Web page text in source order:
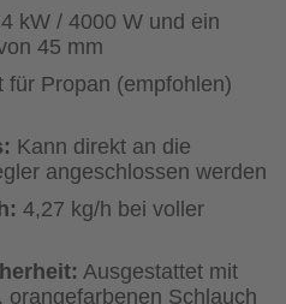
kW / 4000 W und ein
45 mm
für Propan (empfohlen)
Kann direkt an die
angeschlossen werden
4,27 kg/h bei voller
Ausgestattet mit
orangefarbenen Schlauch